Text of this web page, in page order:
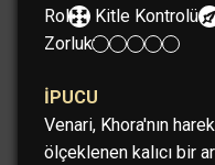
Rol:
Kitle Kontrolü
Zorluk:
İPUCU
Venari, Khora'nın
ölçeklenen kalıcı bir